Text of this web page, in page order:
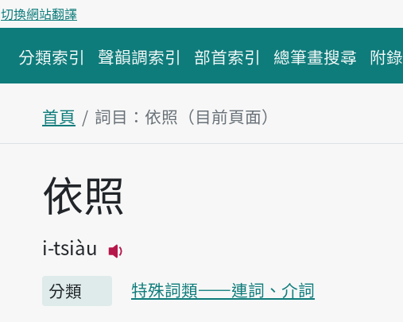
切換網站翻譯
分類索引 聲韻調索引 部首索引 總筆畫搜尋 附錄
首頁 詞目：依照（目前頁面）
主內容區塊
依照
i-tsiàu
分類
特殊詞類——連詞、介詞